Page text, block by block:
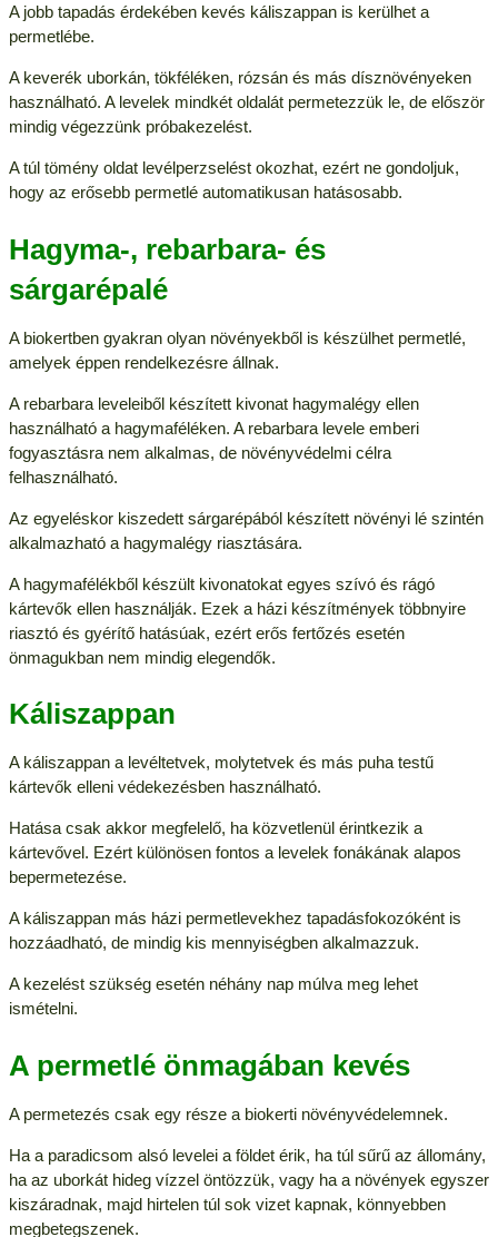
A jobb tapadás érdekében kevés káliszappan is kerülhet a
permetlébe.
A keverék uborkán, tökféléken, rózsán és más dísznövényeken
használható. A levelek mindkét oldalát permetezzük le, de először
mindig végezzünk próbakezelést.
A túl tömény oldat levélperzselést okozhat, ezért ne gondoljuk,
hogy az erősebb permetlé automatikusan hatásosabb.
Hagyma-, rebarbara- és
sárgarépalé
A biokertben gyakran olyan növényekből is készülhet permetlé,
amelyek éppen rendelkezésre állnak.
A rebarbara leveleiből készített kivonat hagymalégy ellen
használható a hagymaféléken. A rebarbara levele emberi
fogyasztásra nem alkalmas, de növényvédelmi célra
felhasználható.
Az egyeléskor kiszedett sárgarépából készített növényi lé szintén
alkalmazható a hagymalégy riasztására.
A hagymafélékből készült kivonatokat egyes szívó és rágó
kártevők ellen használják. Ezek a házi készítmények többnyire
riasztó és gyérítő hatásúak, ezért erős fertőzés esetén
önmagukban nem mindig elegendők.
Káliszappan
A káliszappan a levéltetvek, molytetvek és más puha testű
kártevők elleni védekezésben használható.
Hatása csak akkor megfelelő, ha közvetlenül érintkezik a
kártevővel. Ezért különösen fontos a levelek fonákának alapos
bepermetezése.
A káliszappan más házi permetlevekhez tapadásfokozóként is
hozzáadható, de mindig kis mennyiségben alkalmazzuk.
A kezelést szükség esetén néhány nap múlva meg lehet
ismételni.
A permetlé önmagában kevés
A permetezés csak egy része a biokerti növényvédelemnek.
Ha a paradicsom alsó levelei a földet érik, ha túl sűrű az állomány,
ha az uborkát hideg vízzel öntözzük, vagy ha a növények egyszer
kiszáradnak, majd hirtelen túl sok vizet kapnak, könnyebben
megbetegszenek.